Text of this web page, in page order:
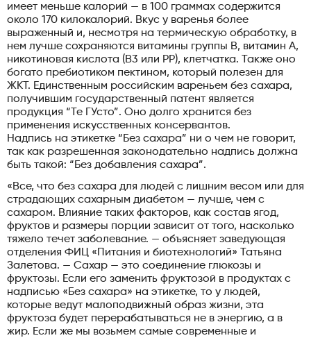
имеет меньше калорий — в 100 граммах содержится
около 170 килокалорий. Вкус у варенья более
выраженный и, несмотря на термическую обработку, в
нем лучше сохраняются витамины группы В, витамин А,
никотиновая кислота (В3 или РР), клетчатка. Также оно
богато пребиотиком пектином, который полезен для
ЖКТ. Единственным российским вареньем без сахара,
получившим государственный патент является
продукция “Те ГУсто”. Оно долго хранится без
применения искусственных консервантов.
Надпись на этикетке “Без сахара” ни о чем не говорит,
так как разрешенная законодательно надпись должна
быть такой: “Без добавления сахара”.
«Все, что без сахара для людей с лишним весом или для
страдающих сахарным диабетом — лучше, чем с
сахаром. Влияние таких факторов, как состав ягод,
фруктов и размеры порции зависит от того, насколько
тяжело течет заболевание. — объясняет заведующая
отделения ФИЦ «Питания и биотехнологий» Татьяна
Залетова. — Сахар — это соединение глюкозы и
фруктозы. Если его заменить фруктозой в продуктах с
надписью «Без сахара» на этикетке, то у людей,
которые ведут малоподвижный образ жизни, эта
фруктоза будет перерабатываться не в энергию, а в
жир. Если же мы возьмем самые современные и